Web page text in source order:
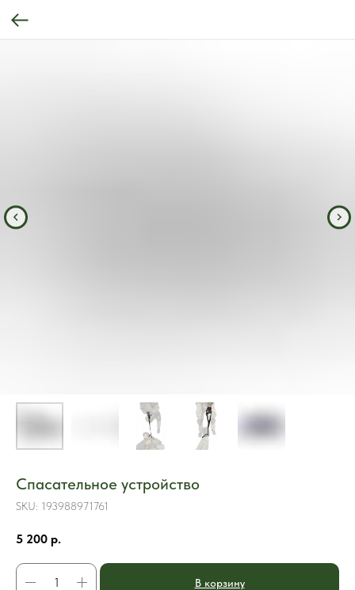
Спасательное устройство
SKU: 193988971761
5 200 р.
В корзину